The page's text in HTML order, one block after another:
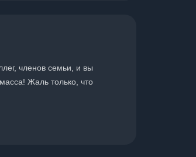
членов семьи, и вы
Жаль только, что